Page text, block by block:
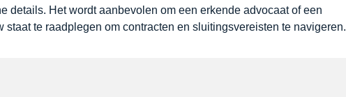
details. Het wordt aanbevolen om een erkende advocaat of een
staat te raadplegen om contracten en sluitingsvereisten te navigeren.